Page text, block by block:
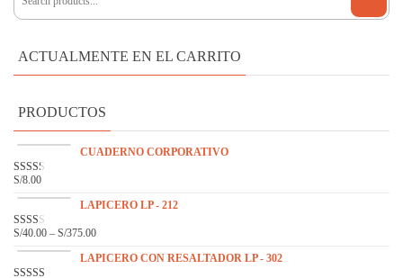
ACTUALMENTE EN EL CARRITO
PRODUCTOS
CUADERNO CORPORATIVO
VAL
EN
2.31
DE 5
S/8.00
LAPICERO LP - 212
VAL
EN
S/40.00 – S/375.00
LAPICERO CON RESALTADOR LP - 302